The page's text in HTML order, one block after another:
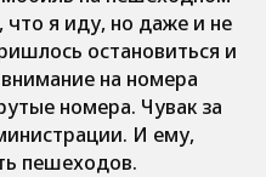
я иду, но даже и не
остановиться и
на номера
номера. Чувак за
И ему,
пешеходов.